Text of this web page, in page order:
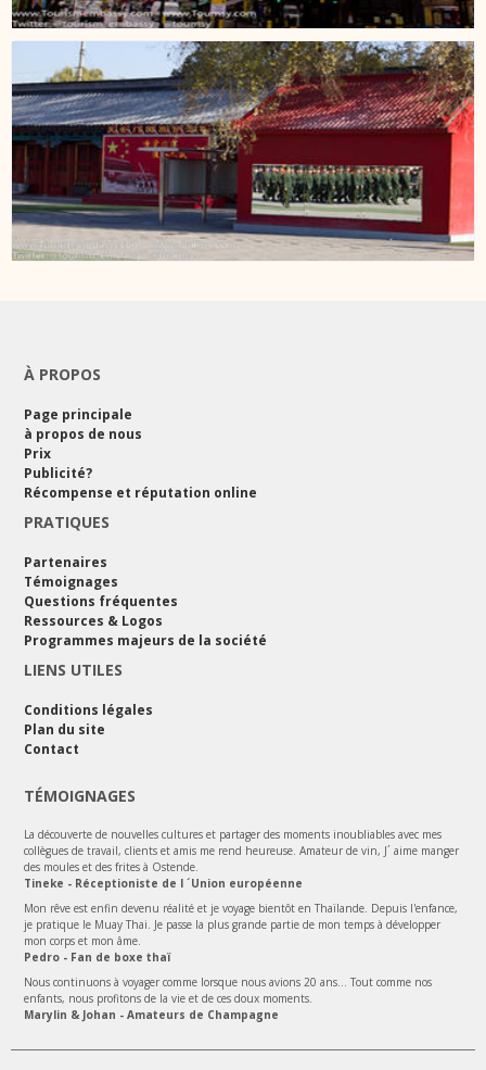
À PROPOS
Page principale
à propos de nous
Prix
Publicité?
Récompense et réputation online
PRATIQUES
Partenaires
Témoignages
Questions fréquentes
Ressources & Logos
Programmes majeurs de la société
LIENS UTILES
Conditions légales
Plan du site
Contact
TÉMOIGNAGES
La découverte de nouvelles cultures et partager des moments inoubliables avec mes
collègues de travail, clients et amis me rend heureuse. Amateur de vin, J´ aime manger
des moules et des frites à Ostende.
Tineke - Réceptioniste de l ´Union européenne
Mon rêve est enfin devenu réalité et je voyage bientôt en Thaïlande. Depuis l'enfance,
je pratique le Muay Thai. Je passe la plus grande partie de mon temps à développer
mon corps et mon âme.
Pedro - Fan de boxe thaï
Nous continuons à voyager comme lorsque nous avions 20 ans... Tout comme nos
enfants, nous profitons de la vie et de ces doux moments.
Marylin & Johan - Amateurs de Champagne